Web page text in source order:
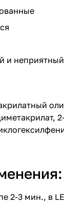
и
2-3 мин., в